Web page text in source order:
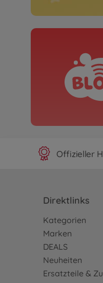
Offizieller
Direktlinks
Kategorien
Marken
DEALS
Neuheiten
Ersatzteile &